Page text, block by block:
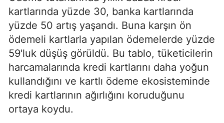
kartlarında yüzde 30, banka kartlarında
yüzde 50 artış yaşandı. Buna karşın ön
ödemeli kartlarla yapılan ödemelerde yüzde
59'luk düşüş görüldü. Bu tablo, tüketicilerin
harcamalarında kredi kartlarını daha yoğun
kullandığını ve kartlı ödeme ekosisteminde
kredi kartlarının ağırlığını koruduğunu
ortaya koydu.